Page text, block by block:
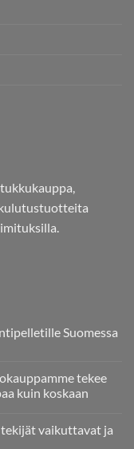
Suomessa
tekee
kuin koskaan
vaikuttavat ja